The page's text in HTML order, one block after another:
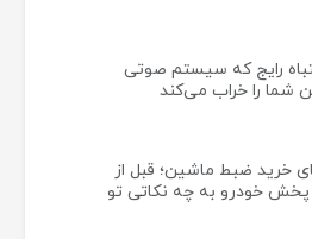
رایج که سیستم صوتی
شما را خراب می‌کند
خرید ضبط ماشین؛ قبل از
پخش خودرو به چه نکاتی تو